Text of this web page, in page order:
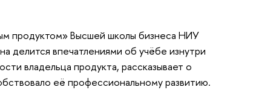
продуктом» Высшей школы бизнеса НИУ
делится впечатлениями об учёбе изнутри
владельца продукта, рассказывает о
её профессиональному развитию.